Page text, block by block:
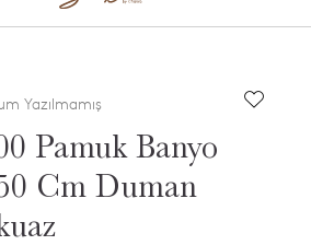
Yazılmamış
Pamuk Banyo
Cm Duman